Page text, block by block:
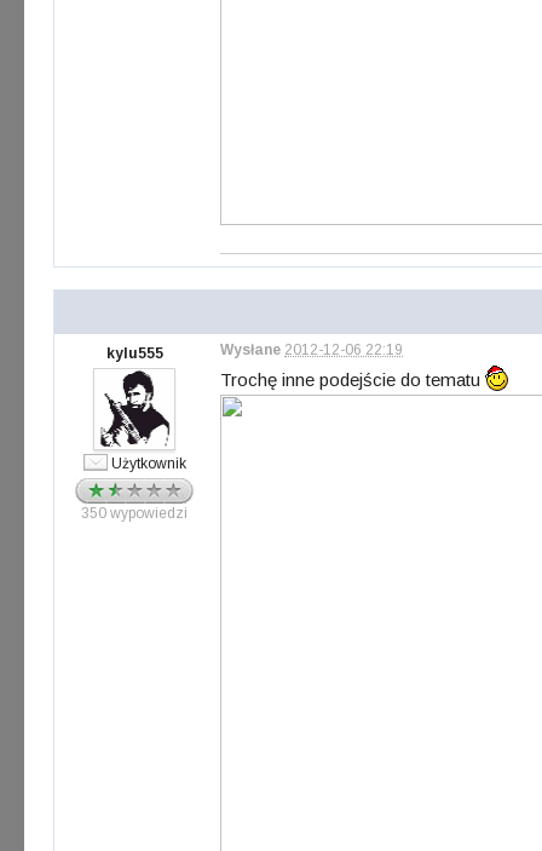
kylu555
Użytkownik
350 wypowiedzi
Wysłane 2012-12-06 22:19
Trochę inne podejście do tematu